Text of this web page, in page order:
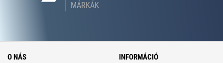
MÁRKÁK
O NÁS INFORMÁCIÓ